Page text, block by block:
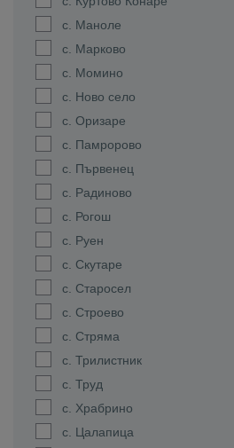
с. Маноле
с. Марково
с. Момино
с. Ново село
с. Оризаре
с. Памророво
с. Първенец
с. Радиново
с. Рогош
с. Руен
с. Скутаре
с. Старосел
с. Строево
с. Стряма
с. Трилистник
с. Труд
с. Храбрино
с. Цалапица